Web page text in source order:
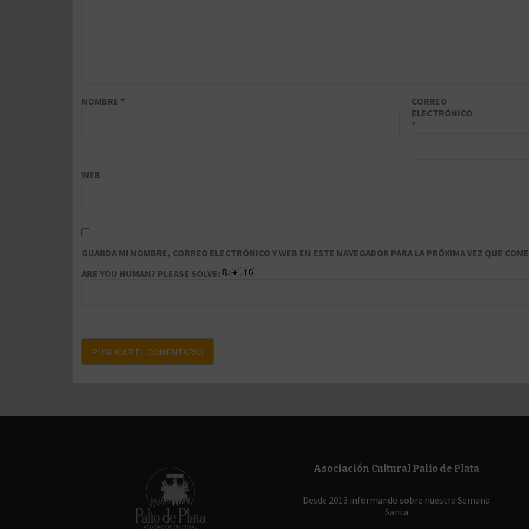
NOMBRE *
CORREO
ELECTRÓNICO
*
WEB
GUARDA MI NOMBRE, CORREO ELECTRÓNICO Y WEB EN ESTE NAVEGADOR PARA LA PRÓXIMA VEZ QUE
ARE YOU HUMAN? PLEASE SOLVE:
Asociación Cultural Palio de Plata
Desde 2013 informando sobre nuestra Semana
Santa